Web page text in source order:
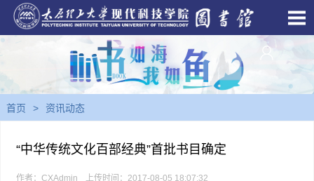
首页 > 资讯动态
“中华传统文化百部经典”首批书目确定
作者：CXAdmin 上传时间：2017-08-05 18:07:32